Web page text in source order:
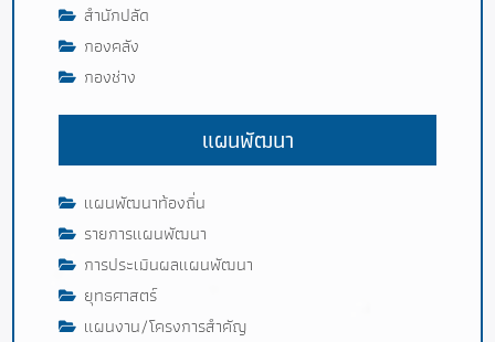
สำนักปลัด
กองคลัง
กองช่าง
แผนพัฒนา
แผนพัฒนาท้องถิ่น
รายการแผนพัฒนา
การประเมินผลแผนพัฒนา
ยุทธศาสตร์
แผนงาน/โครงการสำคัญ